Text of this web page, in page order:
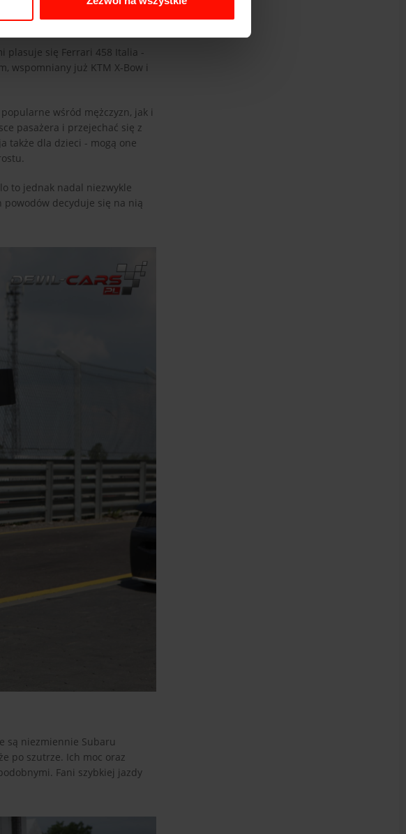
plasuje się Ferrari 458 Italia -
wspomniany już KTM X-Bow i
wśród mężczyzn, jak i
pasażera i przejechać się z
także dla dzieci - mogą one
to jednak nadal niezwykle
powodów decyduje się na nią
są niezmiennie Subaru
po szutrze. Ich moc oraz
Fani szybkiej jazdy